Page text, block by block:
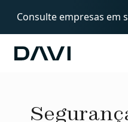
Consulte empresas em
Davi